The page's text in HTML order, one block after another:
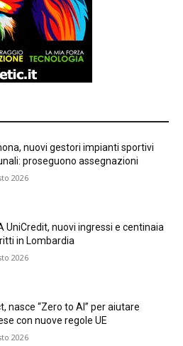
nuovi gestori impianti sportivi
proseguono assegnazioni
2026
UniCredit, nuovi ingressi e centinaia
in Lombardia
2026
nasce “Zero to AI” per aiutare
con nuove regole UE
2026